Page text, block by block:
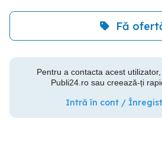
Fă
Pentru a contacta acest
Publi24.ro sau creează-ți
Intră în cont /